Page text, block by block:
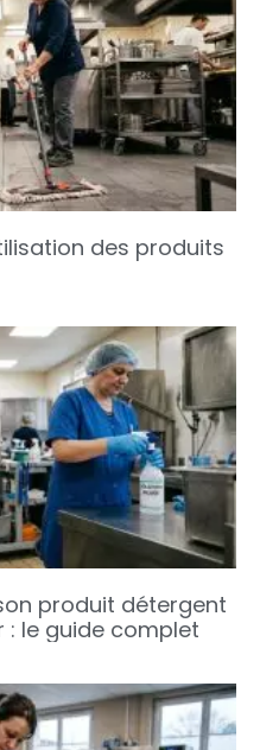
des produits
produit détergent
le guide complet